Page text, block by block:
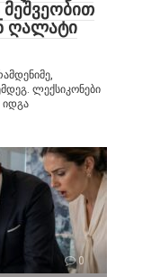
ღალატი
ლექსიკონები
იდგა
0